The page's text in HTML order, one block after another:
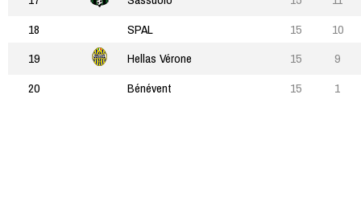
18
SPAL 15
10
19
Hellas Vérone 15
9
20
Bénévent 15 1